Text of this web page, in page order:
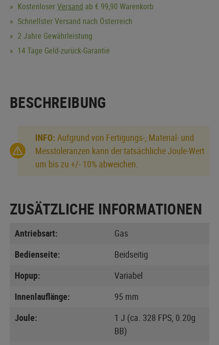
KostenloserVersand ab € 99,90 Warenkorb
Schnellster Versand nach Österreich
2 Jahre Gewährleistung
14 Tage Geld-zurück-Garantie
BESCHREIBUNG
INFO: Aufgrund von Fertigungs-, Material- und
Messtoleranzen kann der tatsächliche Joule-Wert
um bis zu +/- 10% abweichen.
ZUSÄTZLICHE INFORMATIONEN
Antriebsart:
Gas
Bedienseite:
Beidseitig
Hopup:
Variabel
Innenlauflänge:
95 mm
Joule:
1 J (ca. 328 FPS, 0.20g
BB)